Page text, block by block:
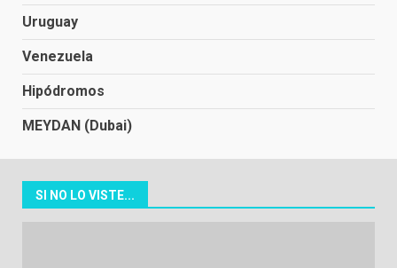
Uruguay
Venezuela
Hipódromos
MEYDAN (Dubai)
SI NO LO VISTE...